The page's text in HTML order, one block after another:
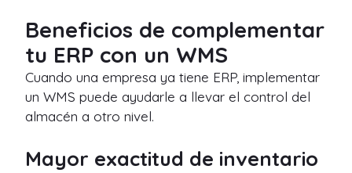
Beneficios de complementar
tu ERP con un WMS
Cuando una empresa ya tiene ERP, implementar
un WMS puede ayudarle a llevar el control del
almacén a otro nivel.
Mayor exactitud de inventario